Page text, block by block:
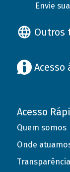
Envie
Outros
Acesso
Acesso
Quem somos
Onde
Transparência